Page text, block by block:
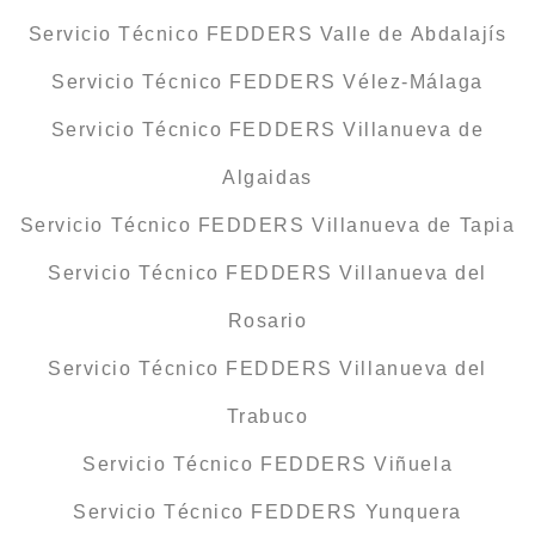
Servicio Técnico FEDDERS Valle de Abdalajís
Servicio Técnico FEDDERS Vélez-Málaga
Servicio Técnico FEDDERS Villanueva de
Algaidas
Servicio Técnico FEDDERS Villanueva de Tapia
Servicio Técnico FEDDERS Villanueva del
Rosario
Servicio Técnico FEDDERS Villanueva del
Trabuco
Servicio Técnico FEDDERS Viñuela
Servicio Técnico FEDDERS Yunquera